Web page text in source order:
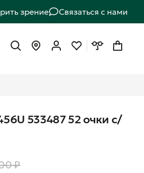
зрение Связаться с нами
533487 52 очки с/
₽